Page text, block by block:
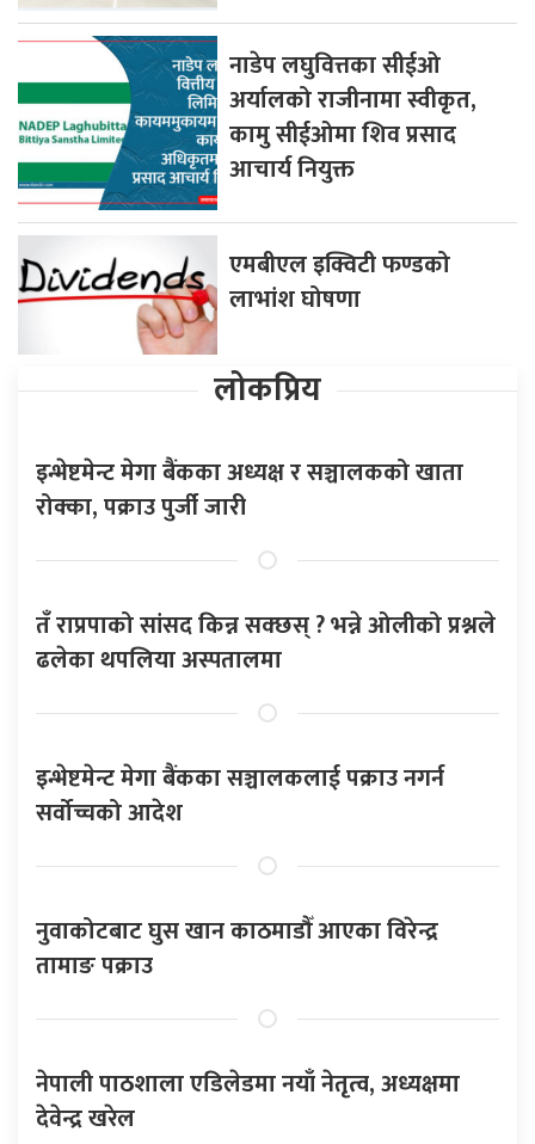
नाडेप लघुवित्तका सीईओ
अर्यालको राजीनामा स्वीकृत,
कामु सीईओमा शिव प्रसाद
आचार्य नियुक्त
एमबीएल इक्विटी फण्डको
लाभांश घोषणा
लोकप्रिय
इन्भेष्टमेन्ट मेगा बैंकका अध्यक्ष र सञ्चालकको खाता
रोक्का, पक्राउ पुर्जी जारी
तँ राप्रपाको सांसद किन्न सक्छस् ? भन्ने ओलीको प्रश्नले
ढलेका थपलिया अस्पतालमा
इन्भेष्टमेन्ट मेगा बैंकका सञ्चालकलाई पक्राउ नगर्न
सर्वोच्चको आदेश
नुवाकोटबाट घुस खान काठमाडौँ आएका विरेन्द्र
तामाङ पक्राउ
नेपाली पाठशाला एडिलेडमा नयाँ नेतृत्व, अध्यक्षमा
देवेन्द्र खरेल